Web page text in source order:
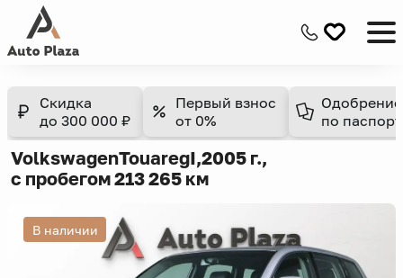
Скидка
до 300 000 ₽
Первый взнос
от 0%
Одобрение
по
VolkswagenTouaregI,2005 г.,
с пробегом 213 265 км
В наличии